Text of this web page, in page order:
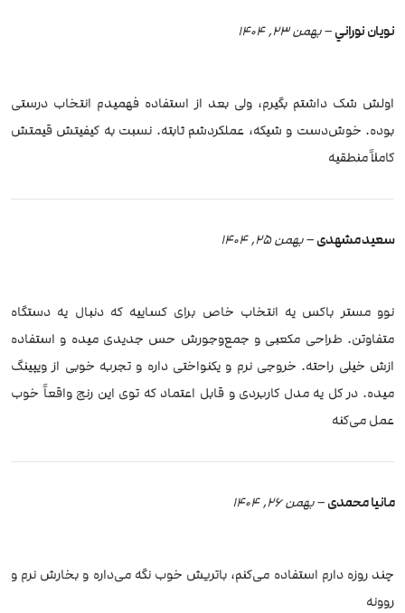
نويان نوراني–بهمن 23, 1404
اولش شک داشتم بگیرم، ولی بعد از استفاده فهمیدم انتخاب درستی
بوده. خوش‌دست و شیکه، عملکردشم ثابته. نسبت به کیفیتش قیمتش
کاملاً منطقیه
سعید مشهدی–بهمن 25, 1404
نوو مستر باکس یه انتخاب خاص برای کساییه که دنبال یه دستگاه
متفاوتن. طراحی مکعبی و جمع‌وجورش حس جدیدی میده و استفاده
ازش خیلی راحته. خروجی نرم و یکنواختی داره و تجربه خوبی از ویپینگ
میده. در کل یه مدل کاربردی و قابل اعتماد که توی این رنج واقعاً خوب
عمل می‌کنه
مانیا محمدی– بهمن 26, 1404
چند روزه دارم استفاده می‌کنم، باتریش خوب نگه می‌داره و بخارش نرم و
روونه